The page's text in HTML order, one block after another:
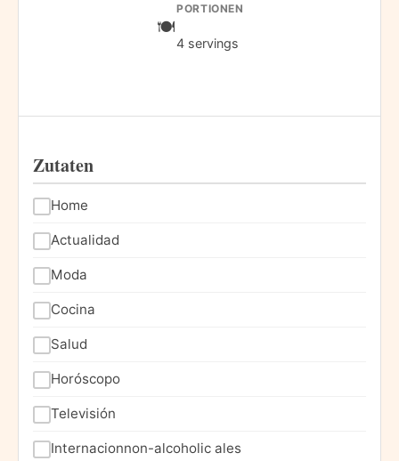
PORTIONEN
4 servings
Zutaten
Home
Actualidad
Moda
Cocina
Salud
Horóscopo
Televisión
Internacionnon-alcoholic ales